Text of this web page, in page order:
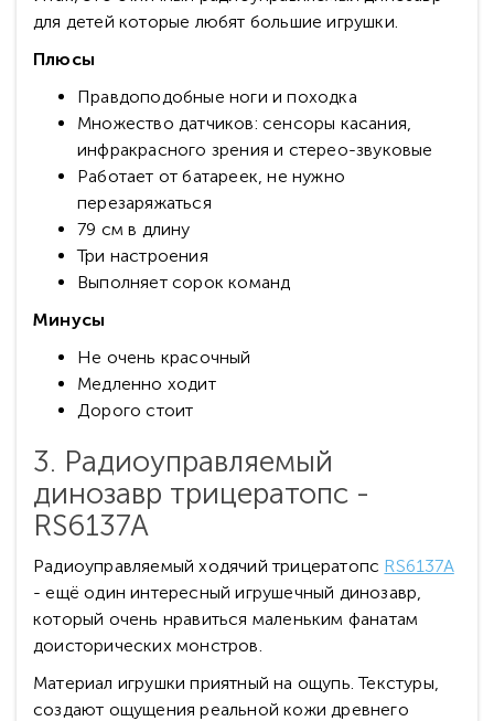
для детей которые любят большие игрушки.
Плюсы
Правдоподобные ноги и походка
Множество датчиков: сенсоры касания,
инфракрасного зрения и стерео-звуковые
Работает от батареек, не нужно
перезаряжаться
79 см в длину
Три настроения
Выполняет сорок команд
Минусы
Не очень красочный
Медленно ходит
Дорого стоит
3. Радиоуправляемый
динозавр трицератопс -
RS6137A
Радиоуправляемый ходячий трицератопс RS6137A
- ещё один интересный игрушечный динозавр,
который очень нравиться маленьким фанатам
доисторических монстров.
Материал игрушки приятный на ощупь. Текстуры,
создают ощущения реальной кожи древнего